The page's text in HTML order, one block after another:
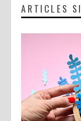
ARTICLES